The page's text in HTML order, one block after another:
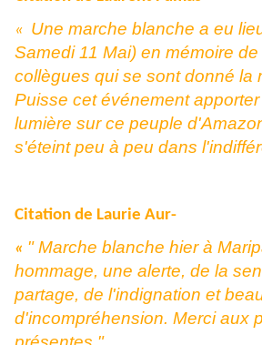
« Une marche blanche a eu
Samedi 11 Mai) en mémoire
collègues qui se sont donné la
Puisse cet événement
lumière sur ce peuple
s'éteint peu à peu dans
Citation de Laurie Aur-
« " Marche blanche hier à
hommage, une alerte, de la
partage, de l'indignation et
d'incompréhension. Merci aux